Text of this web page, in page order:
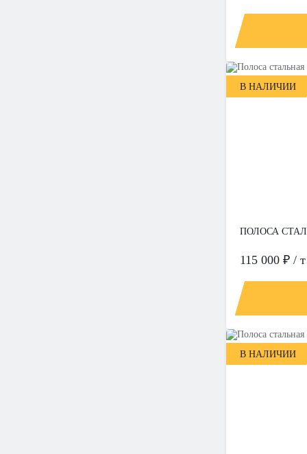
В НАЛИЧИИ
ПОЛОСА
115 000 ₽ / т
В НАЛИЧИИ